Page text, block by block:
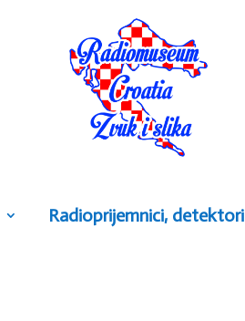
Radioprijemnici, detektori